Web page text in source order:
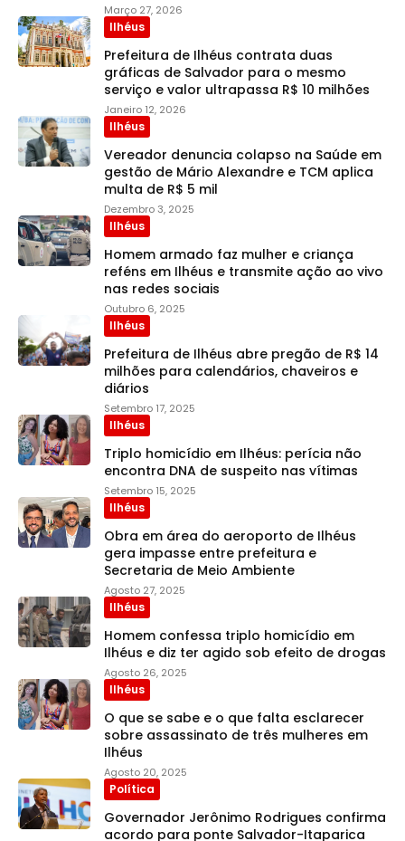
Março 27, 2026
Ilhéus
Prefeitura de Ilhéus contrata duas
gráficas de Salvador para o mesmo
serviço e valor ultrapassa R$ 10 milhões
Janeiro 12, 2026
Ilhéus
Vereador denuncia colapso na Saúde em
gestão de Mário Alexandre e TCM aplica
multa de R$ 5 mil
Dezembro 3, 2025
Ilhéus
Homem armado faz mulher e criança
reféns em Ilhéus e transmite ação ao vivo
nas redes sociais
Outubro 6, 2025
Ilhéus
Prefeitura de Ilhéus abre pregão de R$ 14
milhões para calendários, chaveiros e
diários
Setembro 17, 2025
Ilhéus
Triplo homicídio em Ilhéus: perícia não
encontra DNA de suspeito nas vítimas
Setembro 15, 2025
Ilhéus
Obra em área do aeroporto de Ilhéus
gera impasse entre prefeitura e
Secretaria de Meio Ambiente
Agosto 27, 2025
Ilhéus
Homem confessa triplo homicídio em
Ilhéus e diz ter agido sob efeito de drogas
Agosto 26, 2025
Ilhéus
O que se sabe e o que falta esclarecer
sobre assassinato de três mulheres em
Ilhéus
Agosto 20, 2025
Política
Governador Jerônimo Rodrigues confirma
acordo para ponte Salvador-Itaparica